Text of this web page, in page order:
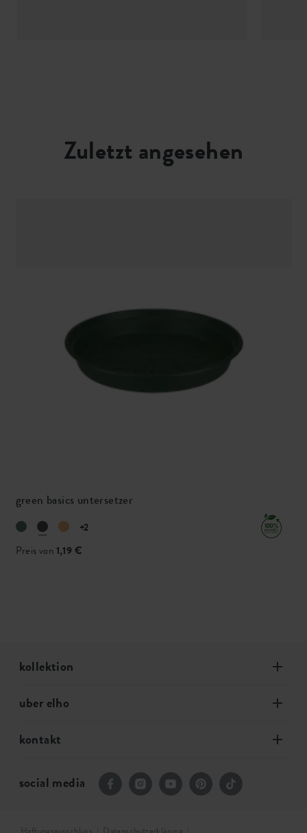
Zuletzt angesehen
green basics untersetzer
+2
Preis von 1,19 €
kollektion
uber elho
kontakt
social media
Haftungsausschluss Datenschutzerklärung